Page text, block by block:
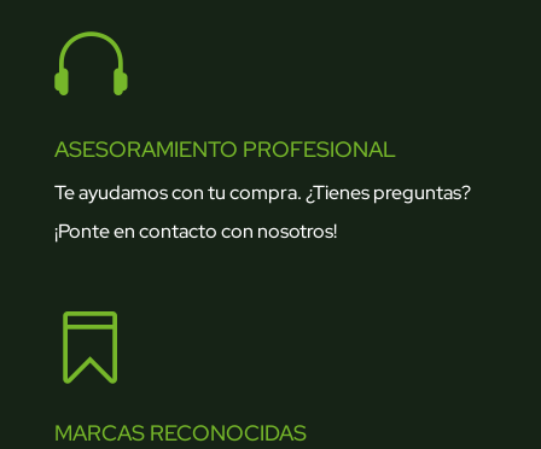

ASESORAMIENTO PROFESIONAL
Te ayudamos con tu compra. ¿Tienes preguntas?
¡Ponte en contacto con nosotros!

MARCAS RECONOCIDAS